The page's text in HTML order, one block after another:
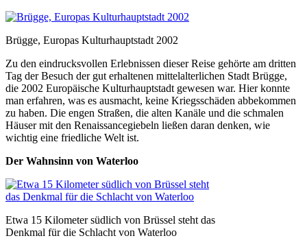
Brügge, Europas Kulturhauptstadt 2002
Zu den eindrucksvollen Erlebnissen dieser Reise gehörte am dritten
Tag der Besuch der gut erhaltenen mittelalterlichen Stadt Brügge,
die 2002 Europäische Kulturhauptstadt gewesen war. Hier konnte
man erfahren, was es ausmacht, keine Kriegsschäden abbekommen
zu haben. Die engen Straßen, die alten Kanäle und die schmalen
Häuser mit den Renaissancegiebeln ließen daran denken, wie
wichtig eine friedliche Welt ist.
Der Wahnsinn von Waterloo
Etwa 15 Kilometer südlich von Brüssel steht das
Denkmal für die Schlacht von Waterloo